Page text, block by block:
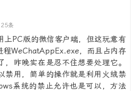
25条
上PC版的微信客户端，但这玩意有
程WeChatAppEx.exe，而且占内存
昨晚实在是忍不住想要处理它。
禁用，简单的操作就是利用火绒禁
系统的禁止允许也是可以，方法